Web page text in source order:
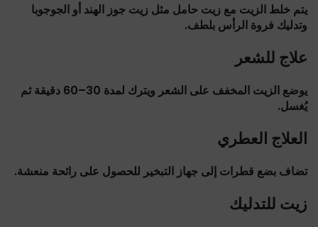
يتم خلط الزيت مع زيت حامل مثل زيت جوز الهند أو الجوجوبا
وتدليك فروة الرأس بلطف.
علاج للشعر
يوضع الزيت المخفف على الشعر ويترك لمدة 30–60 دقيقة ثم
يُغسل.
العلاج العطري
تضاف بضع قطرات إلى جهاز التبخير للحصول على رائحة منعشة.
زيت للتدليك